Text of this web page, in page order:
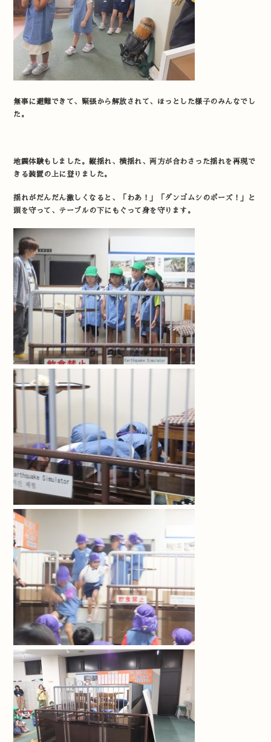
無事に避難できて、緊張から解放されて、ほっとした様子のみんなでし
た。
地震体験もしました。縦揺れ、横揺れ、両方が合わさった揺れを再現で
きる装置の上に登りました。
揺れがだんだん激しくなると、「わあ！」「ダンゴムシのポーズ！」と
頭を守って、テーブルの下にもぐって身を守ります。